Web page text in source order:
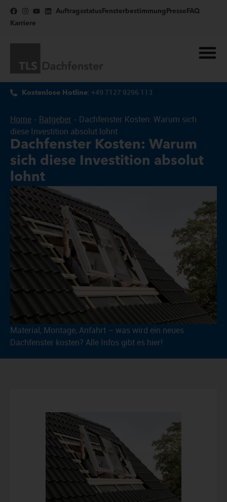
Auftragsstatus Fensterbestimmung Presse FAQ
Karriere
Kostenlose Hotline: +49 7127 9296 113
Home - Ratgeber - Dachfenster Kosten: Warum sich
diese Investition absolut lohnt
Dachfenster Kosten: Warum
sich diese Investition absolut
lohnt
Material, Montage, Anfahrt – was wird ein neues
Dachfenster kosten? Alle Infos gibt es hier!